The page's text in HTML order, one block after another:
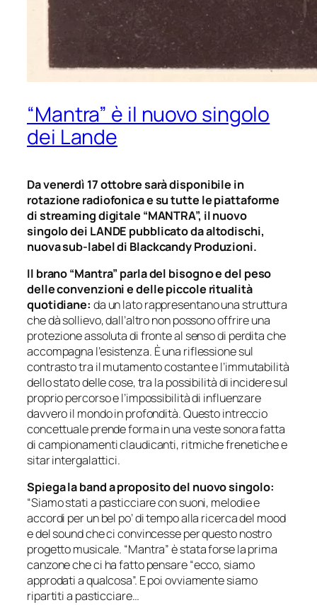
“Mantra” è il nuovo singolo
dei Lande
Da venerdì 17 ottobre sarà disponibile in
rotazione radiofonica e su tutte le piattaforme
di streaming digitale “MANTRA”, il nuovo
singolo dei LANDE pubblicato da altodischi,
nuova sub-label di Blackcandy Produzioni.
Il brano “Mantra” parla del bisogno e del peso
delle convenzioni e delle piccole ritualità
quotidiane: da un lato rappresentano una struttura
che dà sollievo, dall’altro non possono offrire una
protezione assoluta di fronte al senso di perdita che
accompagna l’esistenza. È una riflessione sul
contrasto tra il mutamento costante e l’immutabilità
dello stato delle cose, tra la possibilità di incidere sul
proprio percorso e l’impossibilità di influenzare
davvero il mondo in profondità. Questo intreccio
concettuale prende forma in una veste sonora fatta
di campionamenti claudicanti, ritmiche frenetiche e
sitar intergalattici.
Spiega la band a proposito del nuovo singolo:
“Siamo stati a pasticciare con suoni, melodie e
accordi per un bel po’ di tempo alla ricerca del mood
e del sound che ci convincesse per questo nostro
progetto musicale. “Mantra” è stata forse la prima
canzone che ci ha fatto pensare “ecco, siamo
approdati a qualcosa”. E poi ovviamente siamo
ripartiti a pasticciare…